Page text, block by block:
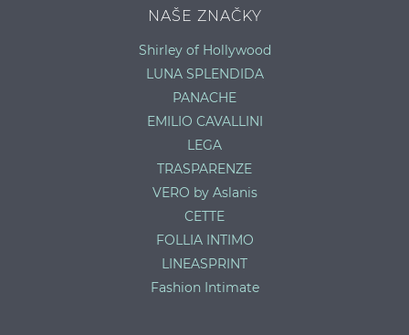
NAŠE ZNAČKY
Shirley of Hollywood
LUNA SPLENDIDA
PANACHE
EMILIO CAVALLINI
LEGA
TRASPARENZE
VERO by Aslanis
CETTE
FOLLIA INTIMO
LINEASPRINT
Fashion Intimate